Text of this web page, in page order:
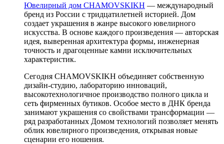
Ювелирный дом CHAMOVSKIKH — международный
бренд из России с тридцатилетней историей. Дом
создает украшения в жанре высокого ювелирного
искусства. В основе каждого произведения — авторская
идея, выверенная архитектура формы, инженерная
точность и драгоценные камни исключительных
характеристик.
Сегодня CHAMOVSKIKH объединяет собственную
дизайн-студию, лабораторию инноваций,
высокотехнологичное производство полного цикла и
сеть фирменных бутиков. Особое место в ДНК бренда
занимают украшения со свойствами трансформации —
ряд разработанных Домом технологий позволяет менять
облик ювелирного произведения, открывая новые
сценарии его ношения.